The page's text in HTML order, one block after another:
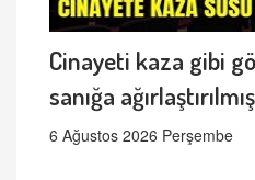
Cinayeti kaza gibi
sanığa
6 Ağustos 2026 Perşembe